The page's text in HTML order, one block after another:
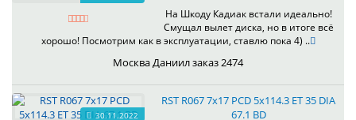
На Шкоду Кадиак встали идеально!
Смущал вылет диска, но в итоге всё
хорошо! Посмотрим как в эксплуатации, ставлю пока 4) ..
Москва Даниил заказ 2474
30.11.2022
RST R067 7x17 PCD 5x114.3 ET 35 DIA
67.1 BD